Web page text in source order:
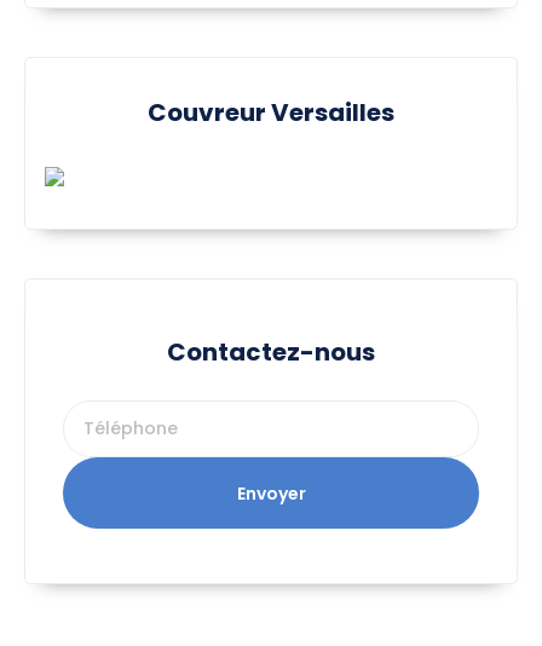
Couvreur Versailles
Contactez-nous
Envoyer